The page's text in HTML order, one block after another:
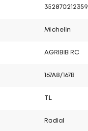
3528702123591
Michelin
AGRIBIB RC
167A8/167B
Radial